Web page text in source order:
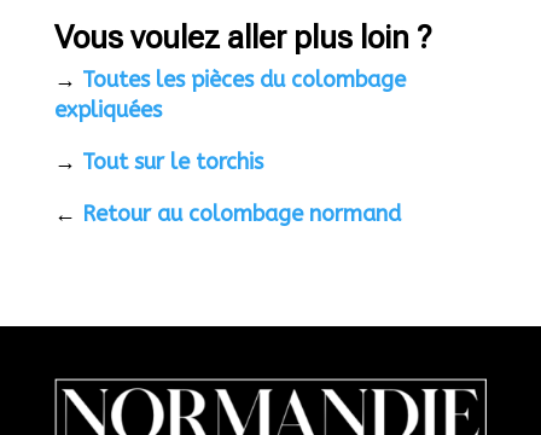
Vous voulez aller plus loin ?
→ Toutes les pièces du colombage
expliquées
→ Tout sur le torchis
← Retour au colombage normand